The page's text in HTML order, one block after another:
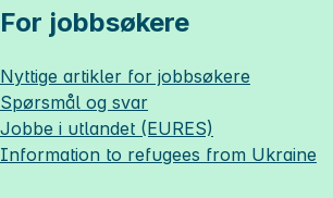
For jobbsøkere
Nyttige artikler for jobbsøkere
Spørsmål og svar
Jobbe i utlandet (EURES)
Information to refugees from Ukraine